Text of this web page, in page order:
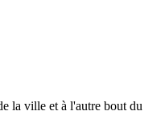
la ville et à l'autre bout du